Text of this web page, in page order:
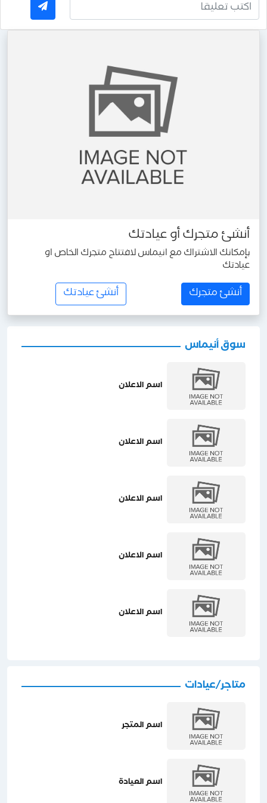
أنشئ متجرك أو عيادتك
بإمكانك الاشتراك مع انيماس لافتتاح متجرك الخاص او
عيادتك
أنشئ متجرك أنشئ عيادتك
سوق أنيماس
اسم الاعلان
اسم الاعلان
اسم الاعلان
اسم الاعلان
اسم الاعلان
متاجر/عيادات
اسم المتجر
اسم العيادة